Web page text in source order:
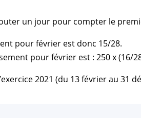
un jour pour compter le
pour février est donc 15/28.
pour février est : 250 x (16/
2021 (du 13 février au 31